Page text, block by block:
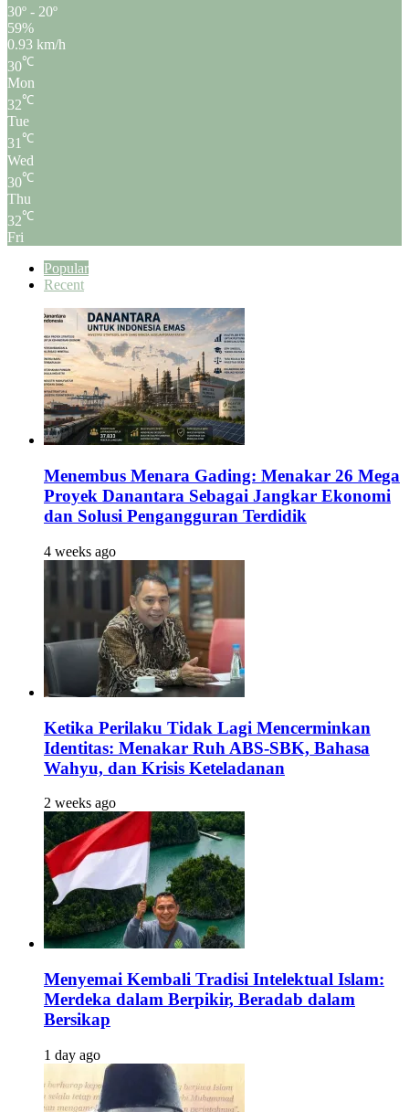
30º - 20º
59%
0.93 km/h
30℃
Mon
32℃
Tue
31℃
Wed
30℃
Thu
32℃
Fri
Popular
Recent
Menembus Menara Gading: Menakar 26 Mega
Proyek Danantara Sebagai Jangkar Ekonomi
dan Solusi Pengangguran Terdidik
4 weeks ago
Ketika Perilaku Tidak Lagi Mencerminkan
Identitas: Menakar Ruh ABS-SBK, Bahasa
Wahyu, dan Krisis Keteladanan
2 weeks ago
Menyemai Kembali Tradisi Intelektual Islam:
Merdeka dalam Berpikir, Beradab dalam
Bersikap
1 day ago